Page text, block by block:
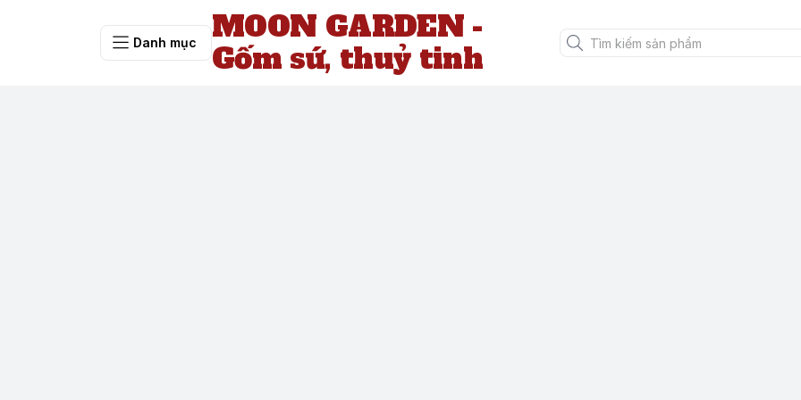
Danh mục
MOON GARDEN -
Gốm sứ, thuỷ tinh